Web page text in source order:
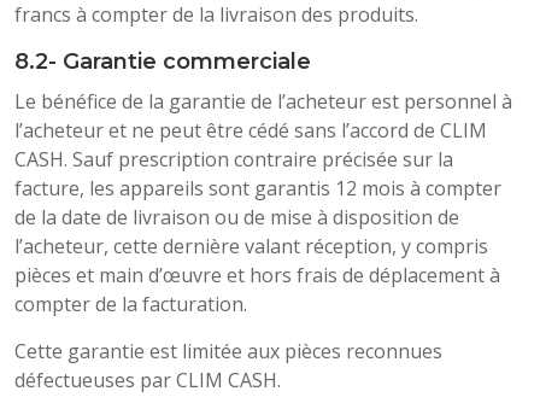
francs à compter de la livraison des produits.
8.2- Garantie commerciale
Le bénéfice de la garantie de l’acheteur est personnel à
l’acheteur et ne peut être cédé sans l’accord de CLIM
CASH. Sauf prescription contraire précisée sur la
facture, les appareils sont garantis 12 mois à compter
de la date de livraison ou de mise à disposition de
l’acheteur, cette dernière valant réception, y compris
pièces et main d’œuvre et hors frais de déplacement à
compter de la facturation.
Cette garantie est limitée aux pièces reconnues
défectueuses par CLIM CASH.